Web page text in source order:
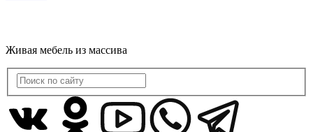
Живая мебель из массива